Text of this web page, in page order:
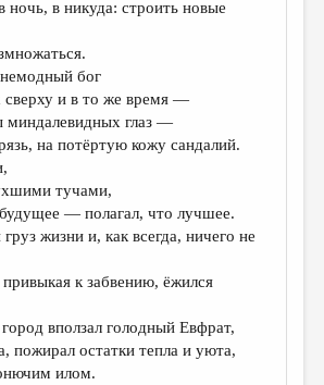
ночь, в никуда: строить новые
бог
сверху и в то же время —
миндалевидных глаз —
на потёртую кожу сандалий.
тучами,
— полагал, что лучшее.
жизни и, как всегда, ничего не
к забвению, ёжился
вползал голодный Евфрат,
пожирал остатки тепла и уюта,
илом.